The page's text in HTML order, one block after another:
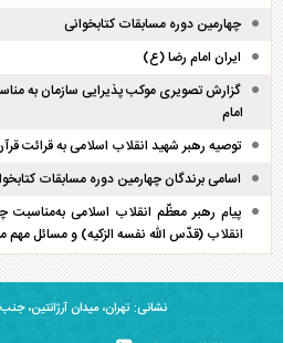
چهارمین دوره مسابقات کتابخوانی
ایران امام رضا (ع)
گزارش تصویری موکب پذیرایی سازمان به
امام
توصیه رهبر شهید انقلاب اسلامی به قرائت
اسامی برندگان چهارمین دوره مسابقات
پیام رهبر معظّم انقلاب اسلامی به‌مناسبت
انقلاب (قدّس الله نفسه الزکیه) و مسائل
نشانی: تهران، میدان آرژانتین،